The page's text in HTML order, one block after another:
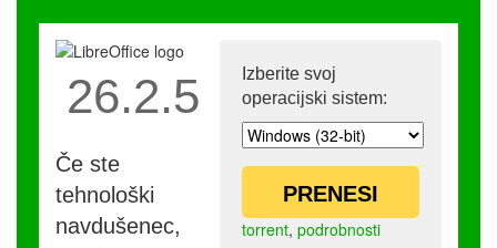
Izberite svoj
operacijski sistem:
PRENESI
torrent, podrobnosti
26.2.5
Če ste
tehnološki
navdušenec,